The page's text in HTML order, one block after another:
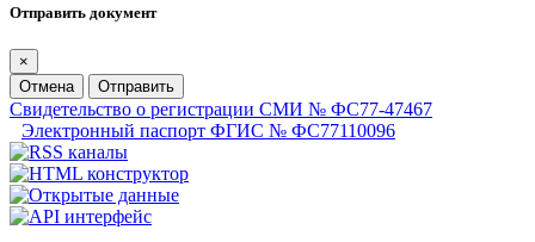
Отправить документ
×
Отмена
Отправить
Свидетельство о регистрации СМИ № ФС77-47467
Электронный паспорт ФГИС № ФС77110096